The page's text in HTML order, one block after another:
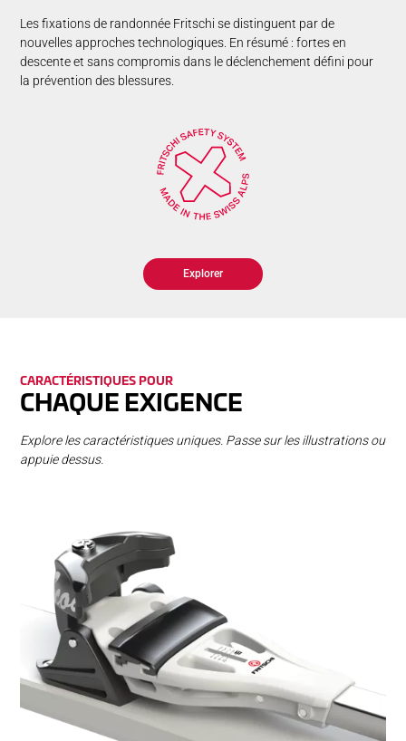
Les fixations de randonnée Fritschi se distinguent par de
nouvelles approches technologiques. En résumé : fortes en
descente et sans compromis dans le déclenchement défini pour
la prévention des blessures.
Explorer
CARA­CTÉ­RISTIQUES POUR
CHA­QUE EXI­GENCE
Explore les caractéristiques uniques. Passe sur les illustrations ou
appuie dessus.